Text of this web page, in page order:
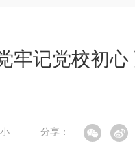
牢记党校初心
分享：
小